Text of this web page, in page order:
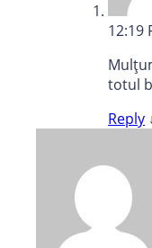
12:19
totul
Reply